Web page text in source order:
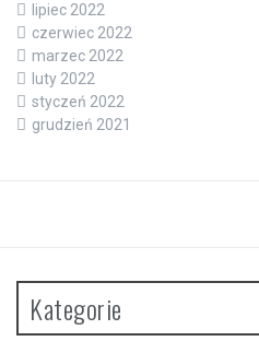
lipiec 2022
czerwiec 2022
marzec 2022
luty 2022
styczeń 2022
grudzień 2021
Kategorie